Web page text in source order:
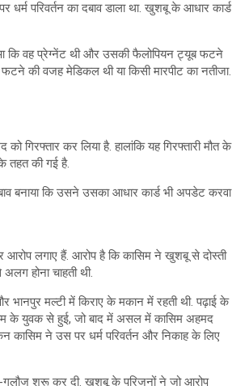
परिवर्तन का दबाव डाला था. खुशबू के आधार कार्ड
कि वह प्रेग्नेंट थी और उसकी फैलोपियन ट्यूब फटने
की वजह मेडिकल थी या किसी मारपीट का नतीजा.
कर लिया है. हालांकि यह गिरफ्तारी मौत के
तहत की गई है.
बनाया कि उसने उसका आधार कार्ड भी अपडेट करवा
लगाए हैं. आरोप है कि कासिम ने खुशबू से दोस्ती
होना चाहती थी.
मल्टी में किराए के मकान में रहती थी. पढ़ाई के
के युवक से हुई, जो बाद में असल में कासिम अहमद
ने उस पर धर्म परिवर्तन और निकाह के लिए
गलौज शुरू कर दी. खुशबू के परिजनों ने जो आरोप